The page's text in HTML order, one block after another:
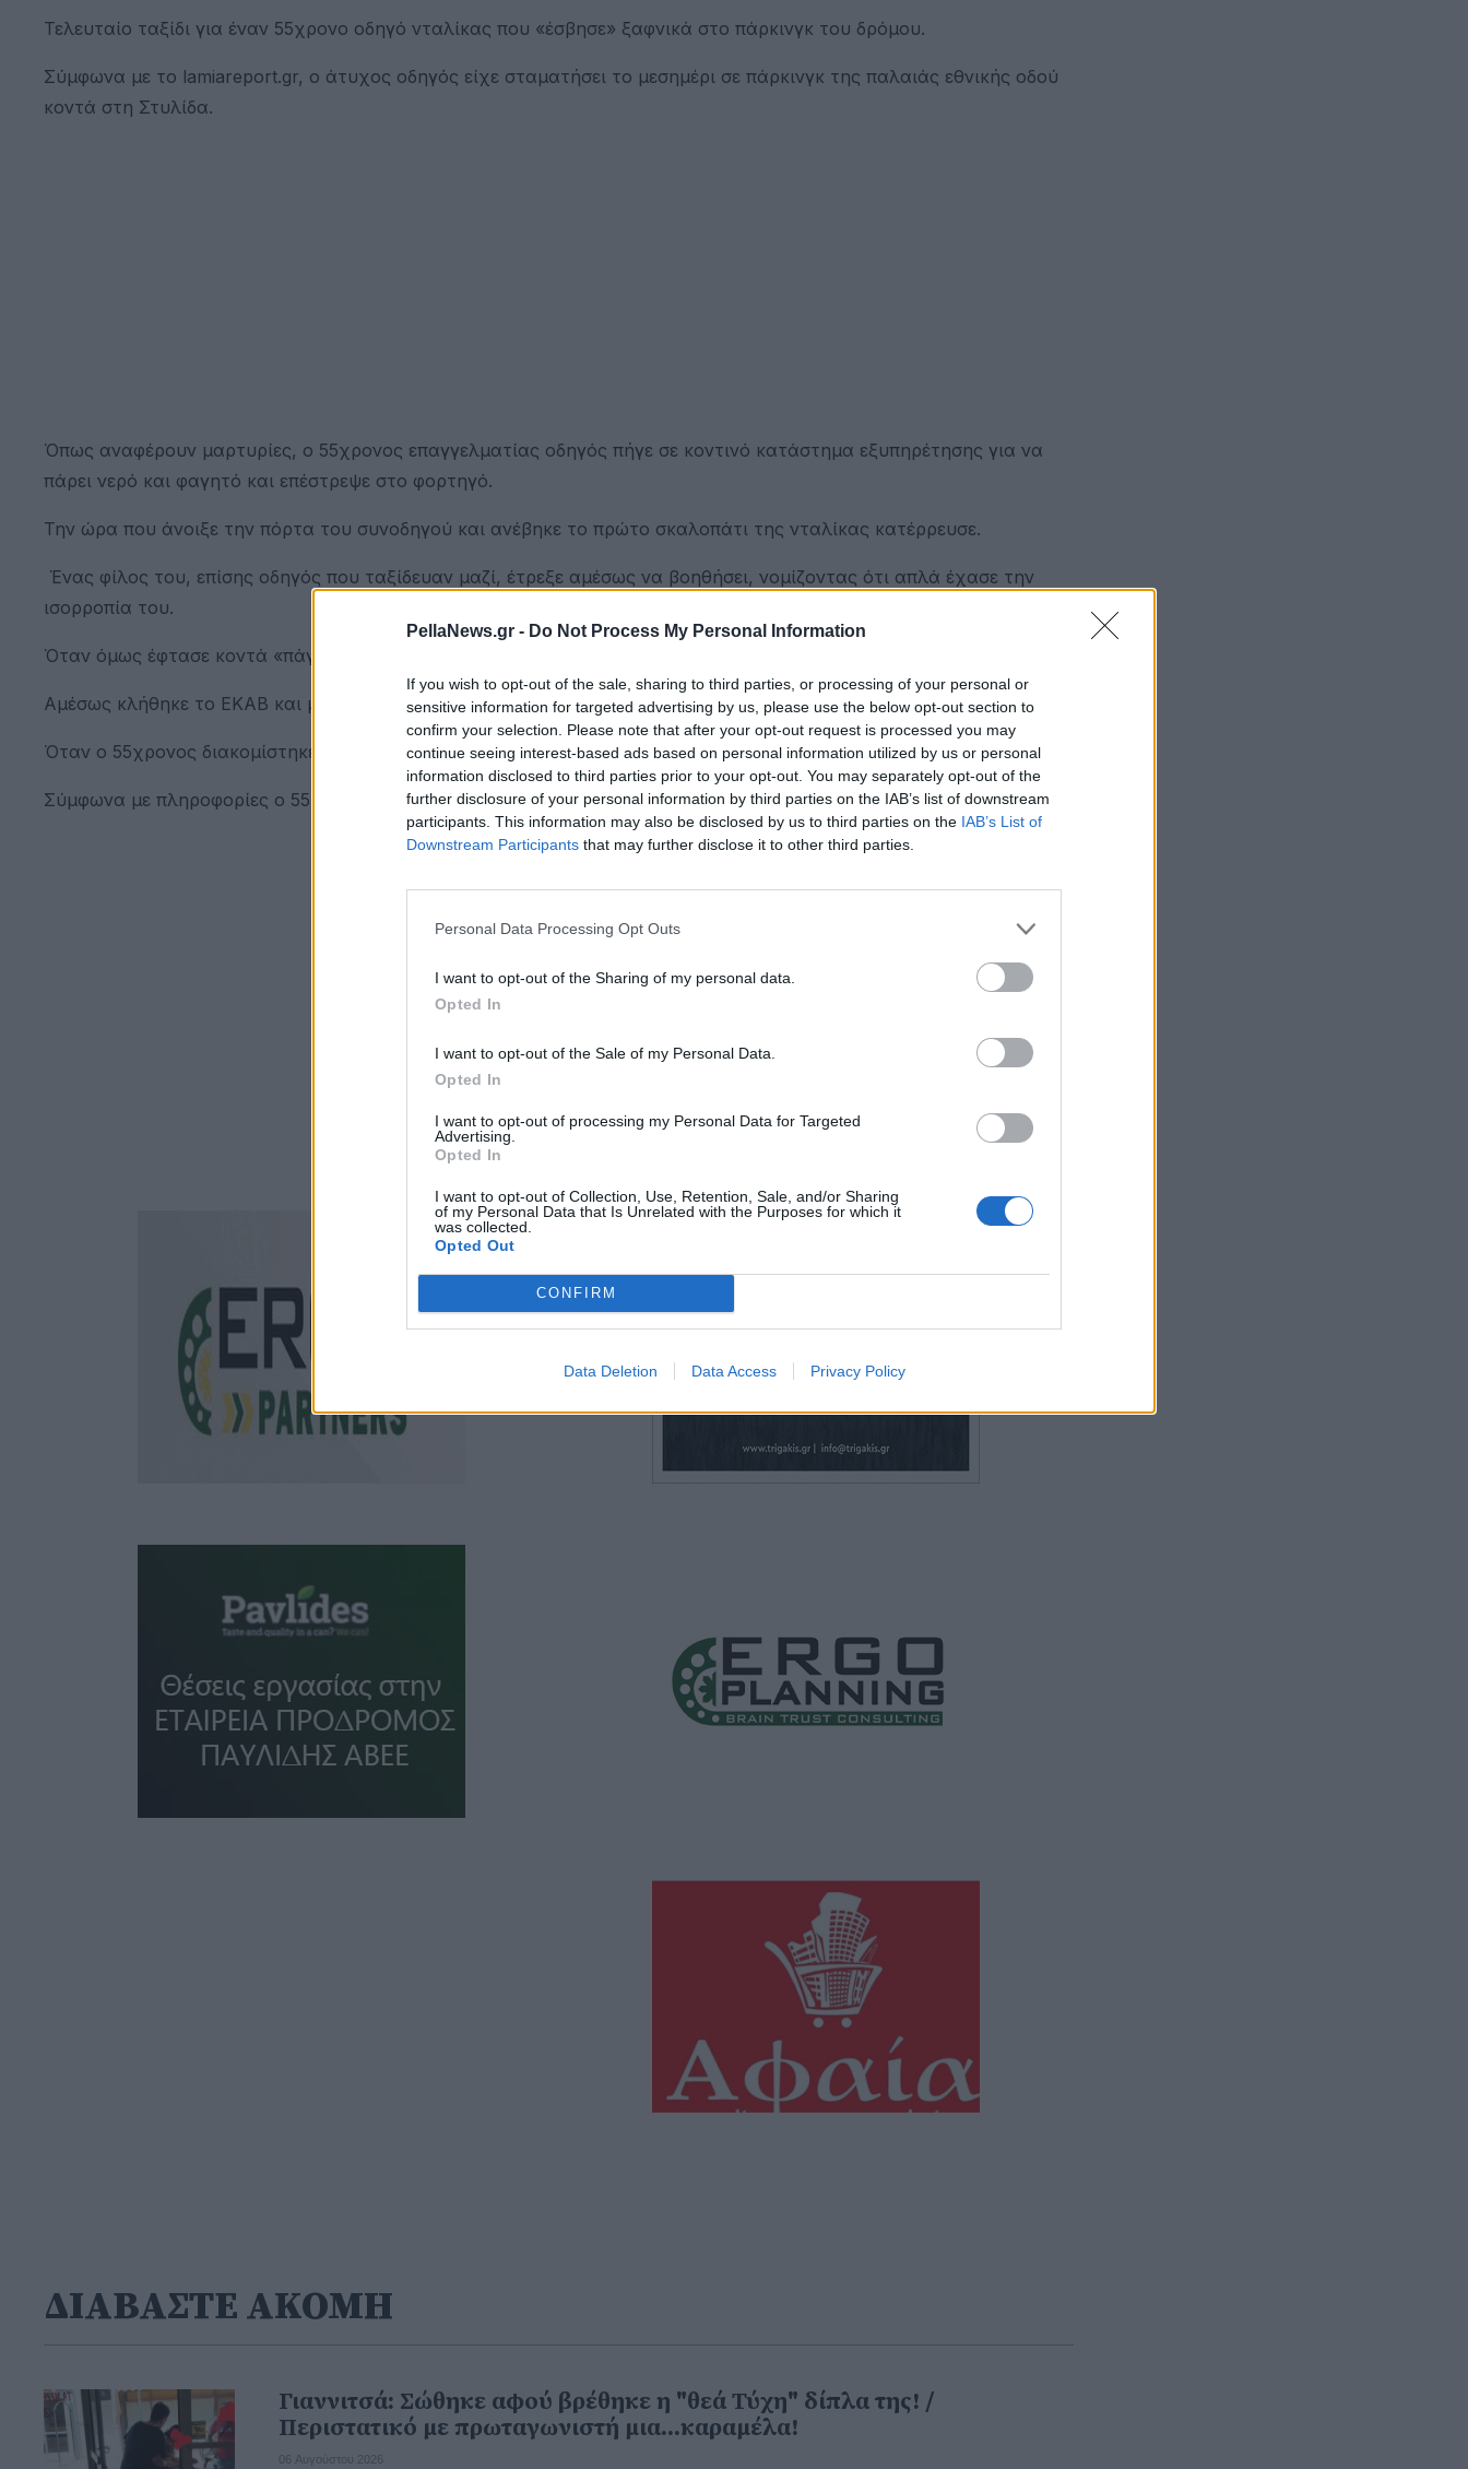
PellaNews.gr - Do Not Process My Personal Information
If you wish to opt-out of the sale, sharing to third parties, or processing of your personal or
sensitive information for targeted advertising by us, please use the below opt-out section to
confirm your selection. Please note that after your opt-out request is processed you may
continue seeing interest-based ads based on personal information utilized by us or personal
information disclosed to third parties prior to your opt-out. You may separately opt-out of the
further disclosure of your personal information by third parties on the IAB’s list of downstream
participants. This information may also be disclosed by us to third parties on the IAB’s List of
Downstream Participants that may further disclose it to other third parties.
Personal Data Processing Opt Outs
I want to opt-out of the Sharing of my personal data.
Opted In
I want to opt-out of the Sale of my Personal Data.
Opted In
I want to opt-out of processing my Personal Data for Targeted
Advertising.
Opted In
I want to opt-out of Collection, Use, Retention, Sale, and/or Sharing
of my Personal Data that Is Unrelated with the Purposes for which it
was collected.
Opted Out
CONFIRM
Data Deletion Data Access Privacy Policy
Τελευταίο ταξίδι για έναν 55χρονο οδηγό νταλίκας που «έσβησε» ξαφνικά στο πάρκινγκ του δρόμου.
Σύμφωνα με το lamiareport.gr, ο άτυχος οδηγός είχε σταματήσει το μεσημέρι σε πάρκινγκ της παλαιάς εθνικής οδού
κοντά στη Στυλίδα.
Όπως αναφέρουν μαρτυρίες, ο 55χρονος επαγγελματίας οδηγός πήγε σε κοντινό κατάστημα εξυπηρέτησης για να
πάρει νερό και φαγητό και επέστρεψε στο φορτηγό.
Την ώρα που άνοιξε την πόρτα του συνοδηγού και ανέβηκε το πρώτο σκαλοπάτι της νταλίκας κατέρρευσε.
Ένας φίλος του, επίσης οδηγός που ταξίδευαν μαζί, έτρεξε αμέσως να βοηθήσει, νομίζοντας ότι απλά έχασε την
ισορροπία του.
Όταν όμως έφτασε κοντά «πάγωσε», αφού κατάλαβε ότι ο φίλος του είχε πάθει ανακοπή.
Αμέσως κλήθηκε το ΕΚΑΒ και με τους διασώστες να του παρέχουν τις πρώτες βοήθειες.
Όταν ο 55χρονος διακομίστηκε στο Κέντρο Υγείας Στυλίδας απλά διαπιστώθηκε ο θάνατός του.
Σύμφωνα με πληροφορίες ο 55χρονος ήταν από περιοχή της Θεσσαλονίκης.
ΔΙΑΒΑΣΤΕ ΑΚΟΜΗ
Γιαννιτσά: Σώθηκε αφού βρέθηκε η "θεά Τύχη" δίπλα της! /
Περιστατικό με πρωταγωνιστή μια...καραμέλα!
06 Αυγούστου 2026